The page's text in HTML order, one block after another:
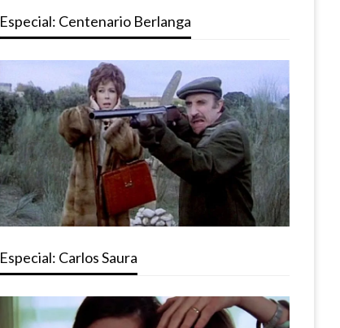
Especial: Centenario Berlanga
Especial: Carlos Saura